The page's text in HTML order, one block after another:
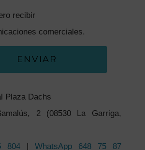
recibir
comerciales.
ENVIAR
Plaza Dachs
2 (08530 La Garriga,
804 | WhatsApp 648 75 87